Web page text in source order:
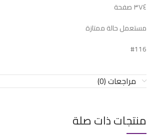
٣٧٤ صفحة
مستعمل حالة ممتازة
#116
مراجعات (0)
منتجات ذات صلة